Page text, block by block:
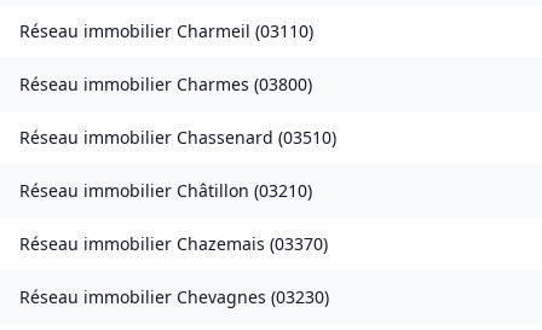
Réseau immobilier Charmeil (03110)
Réseau immobilier Charmes (03800)
Réseau immobilier Chassenard (03510)
Réseau immobilier Châtillon (03210)
Réseau immobilier Chazemais (03370)
Réseau immobilier Chevagnes (03230)